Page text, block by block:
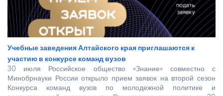
Учебные заведения Алтайского края приглашаются к
участию в конкурсе команд вузов
30 июля Российское общество «Знание» совместно с
Минобрнауки России открыло прием заявок на второй сезон
Конкурса команд вузов по молодежной политике и